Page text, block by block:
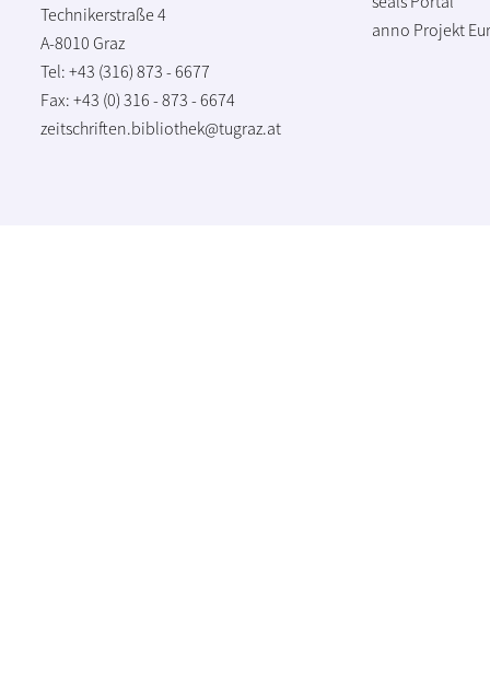
Technikerstraße 4
A-8010 Graz
Tel: +43 (316) 873 - 6677
Fax: +43 (0) 316 - 873 - 6674
zeitschriften.bibliothek@tugraz.at
anno Projekt